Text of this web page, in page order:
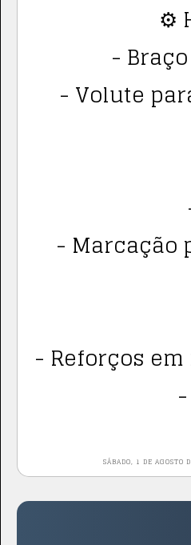
⚙️
-
- Volute
- Marcação
- Reforços
SÁBADO, 1 DE AGOSTO